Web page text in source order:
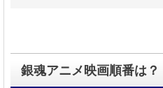
銀魂アニメ映画順番は？